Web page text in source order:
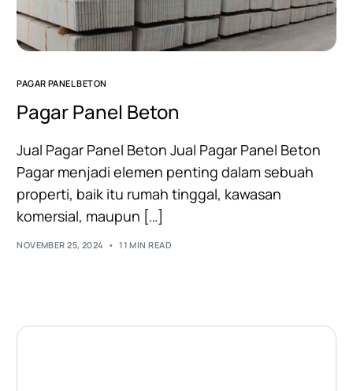
PAGAR PANEL BETON
Pagar Panel Beton
Jual Pagar Panel Beton Jual Pagar Panel Beton
Pagar menjadi elemen penting dalam sebuah
properti, baik itu rumah tinggal, kawasan
komersial, maupun […]
NOVEMBER 25, 2024 11 MIN READ